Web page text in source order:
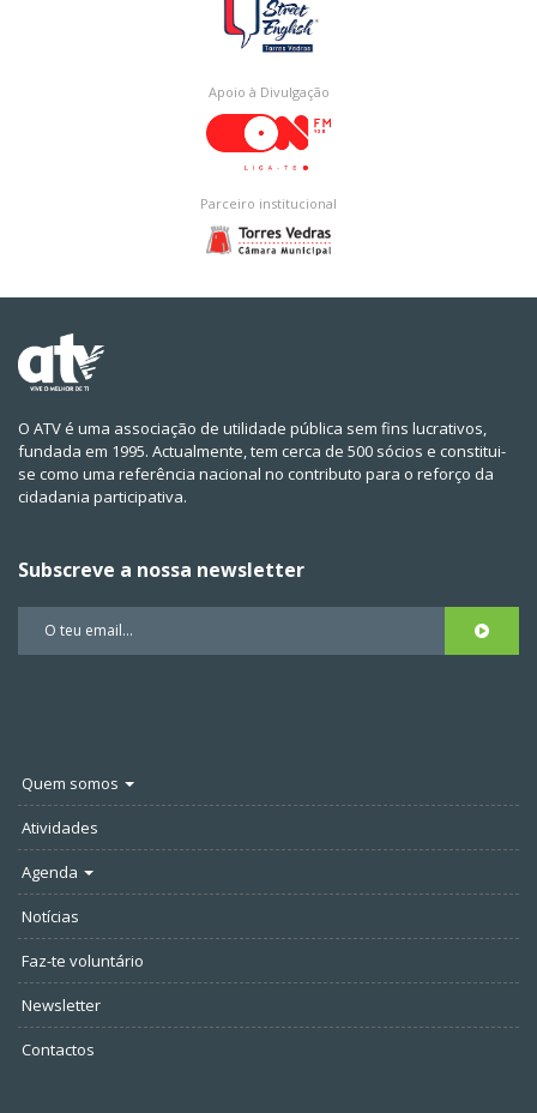
Apoio à Divulgação
Parceiro institucional
O ATV é uma associação de utilidade pública sem fins lucrativos,
fundada em 1995. Actualmente, tem cerca de 500 sócios e constitui-
se como uma referência nacional no contributo para o reforço da
cidadania participativa.
Subscreve a nossa newsletter
Quem somos
Atividades
Agenda
Notícias
Faz-te voluntário
Newsletter
Contactos